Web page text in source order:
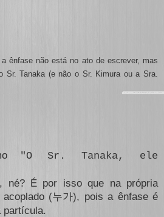
ênfase não está no ato de escrever, mas
Sr. Tanaka (e não o Sr. Kimura ou a Sra.
"O Sr. Tanaka, ele
né? É por isso que na própria
acoplado (누가), pois a ênfase é
partícula.